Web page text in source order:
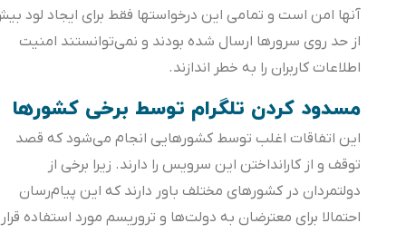
آنها امن است و تمامی این درخواست‎ها فقط برای ایجاد لود بیش
از حد روی سرورها ارسال شده بودند و نمی‌توانستند امنیت
اطلاعات کاربران را به خطر اندازند.
مسدود کردن تلگرام توسط برخی کشورها
این اتفاقات اغلب توسط کشورهایی انجام می‌شود که قصد
توقف و از کارانداختن این سرویس را دارند. زیرا برخی از
دولتمردان در کشورهای مختلف باور دارند که این پیام‌رسان
احتمالا برای معترضان به دولت‌ها و تروریسم مورد استفاده قرار